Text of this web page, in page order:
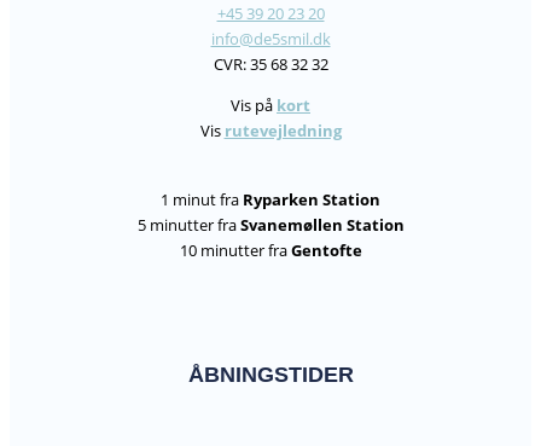
+45 39 20 23 20
info@de5smil.dk
CVR: 35 68 32 32
Vis på kort
Vis rutevejledning
1 minut fra Ryparken Station
5 minutter fraSvanemøllen Station
10 minutter fraGentofte
ÅBNINGSTIDER